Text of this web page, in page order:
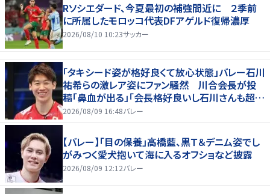
Rソシエダード、今夏最初の補強間近に ２季前
に所属したモロッコ代表DFアゲルド復帰濃厚
2026/08/10 10:23サッカー
「タキシード姿が格好良くて放心状態」バレー石川
祐希らの激レア姿にファン騒然 川合会長が投
稿「鼻血が出る」「会長格好良いし石川さんも超格
好いい」
2026/08/09 16:48バレー
【バレー】「目の保養」高橋藍、黒Ｔ＆デニム姿でし
がみつく愛犬抱いて海に入るオフショなど披露
2026/08/09 12:12バレー